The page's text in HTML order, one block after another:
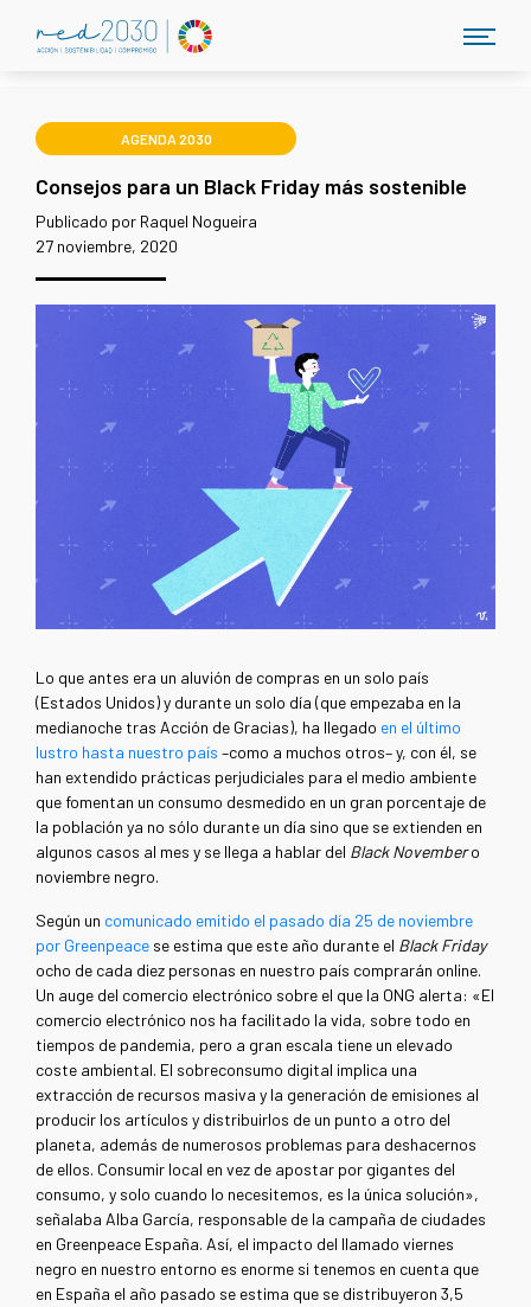
AGENDA 2030
Consejos para un Black Friday más sostenible
Publicado por Raquel Nogueira
27 noviembre, 2020
Lo que antes era un aluvión de compras en un solo país
(Estados Unidos) y durante un solo día (que empezaba en la
medianoche tras Acción de Gracias), ha llegado en el último
lustro hasta nuestro país –como a muchos otros– y, con él, se
han extendido prácticas perjudiciales para el medio ambiente
que fomentan un consumo desmedido en un gran porcentaje de
la población ya no sólo durante un día sino que se extienden en
algunos casos al mes y se llega a hablar del Black Novembero
noviembre negro.
Según un comunicado emitido el pasado día 25 de noviembre
por Greenpeace se estima que este año durante el Black Friday
ocho de cada diez personas en nuestro país comprarán online.
Un auge del comercio electrónico sobre el que la ONG alerta: «El
comercio electrónico nos ha facilitado la vida, sobre todo en
tiempos de pandemia, pero a gran escala tiene un elevado
coste ambiental. El sobreconsumo digital implica una
extracción de recursos masiva y la generación de emisiones al
producir los artículos y distribuirlos de un punto a otro del
planeta, además de numerosos problemas para deshacernos
de ellos. Consumir local en vez de apostar por gigantes del
consumo, y solo cuando lo necesitemos, es la única solución»,
señalaba Alba García, responsable de la campaña de ciudades
en Greenpeace España. Así, el impacto del llamado viernes
negro en nuestro entorno es enorme si tenemos en cuenta que
en España el año pasado se estima que se distribuyeron 3,5